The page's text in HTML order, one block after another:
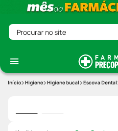
Procurar no site
Higiene Higiene bucal Escova Dental